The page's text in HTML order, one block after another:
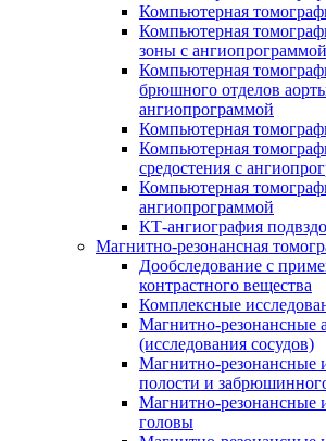
Компьютерная
Компьютерная
зоны с ангиопрограммой
Компьютерная
брюшного отделов
ангиопрограммой
Компьютерная
Компьютерная
средостения с
Компьютерная
ангиопрограммой
КТ-ангиография
Магнитно-резонансная
Дообследование с
контрастного вещества
Комплексные
Магнитно-резонансные
(исследования сосудов)
Магнитно-резонансные
полости и
Магнитно-резонансные
головы